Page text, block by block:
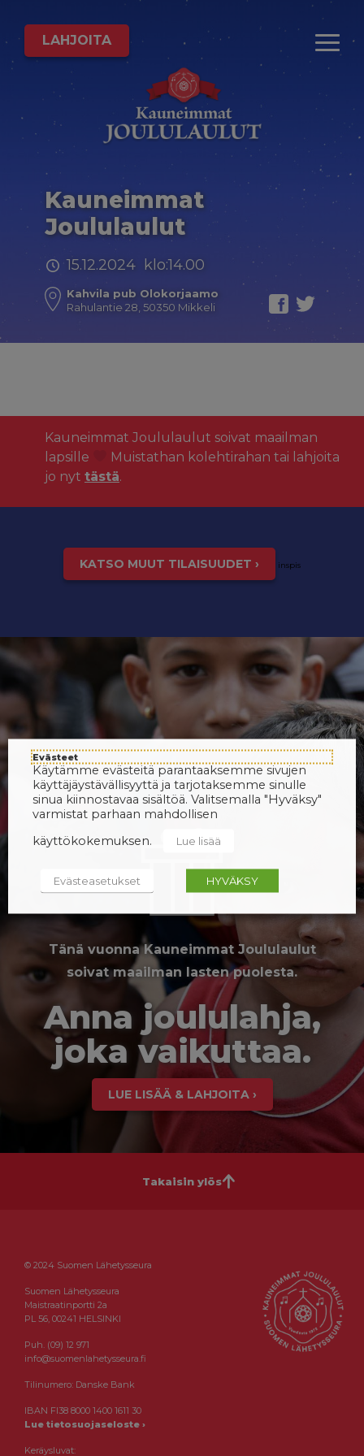
LAHJOITA
Kauneimmat
Joululaulut
15.12.2024 klo:14.00
Kahvila pub Olokorjaamo
Rahulantie 28, 50350 Mikkeli
Kauneimmat Joululaulut soivat maailman
lapsille
Muistathan kolehtirahan tai lahjoita
jo nyt tästä.
KATSO MUUT TILAISUUDET › inspis
Tänä vuonna Kauneimmat Joululaulut
soivat maailman lasten puolesta.
Anna joululahja,
joka vaikuttaa.
LUE LISÄÄ & LAHJOITA ›
Takaisin ylös
© 2024 Suomen Lähetysseura
Suomen Lähetysseura
Maistraatinportti 2a
PL 56, 00241 HELSINKI
Puh. (09) 12 971
info@suomenlahetysseura.fi
Tilinumero: Danske Bank
IBAN FI38 8000 1400 1611 30
Lue tietosuojaseloste ›
Keräysluvat:
Evästeet
Käytämme evästeitä parantaaksemme sivujen
käyttäjäystävällisyyttä ja tarjotaksemme sinulle
sinua kiinnostavaa sisältöä. Valitsemalla "Hyväksy"
varmistat parhaan mahdollisen
käyttökokemuksen.
Lue lisää
Evästeasetukset HYVÄKSY